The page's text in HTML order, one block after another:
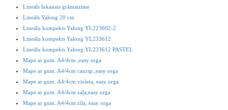
Lineāls lokanais grāmatzīme
Lineāls Yalong 20 cm
Lineālu kompekts Yalong YL223602-2
Lineālu kompekts Yalong YL233612
Lineālu kompekts Yalong YL233612 PASTEL
Mape ar gum. A4/4cm ,easy orga
Mape ar gum. A4/4cm caursp.,easy orga
Mape ar gum. A4/4cm violeta, easy orga
Mape ar gum. A4/4cm zaļa,easy orga
Mape ar gum. A4/4cm zila, easy orga